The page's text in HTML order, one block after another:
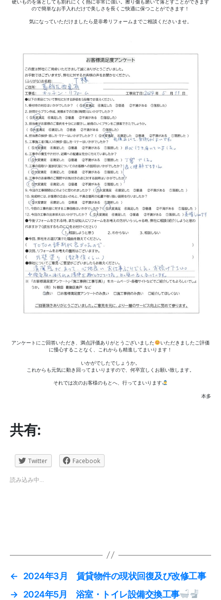
硬いものを落としても割れにくく熱に非常に強い。擦り傷も磨いて落とすことができます
ので簡単なお手入れだけで美しさを長くご快適に保つことができます！
気になっていただけましたら是非希リフォームまでご相談くださいませ。
アンケートにご回答いただき、満点評価ありがとうございました
いただきましたご評価
に慢心することなく、これからも精進してまいります！
いかがでしたでしょうか。
これからも元気に動き回ってまいりますので、何卒宜しくお願い致します。
それでは次のお客様のもとへ、行ってまいります
本多
共有:
Twitter Facebook
読み込み中...
←
2024年3月 賃貸物件の現状回復及び改修工事
→ 2024年5月 浴室・トイレ設備交換工事